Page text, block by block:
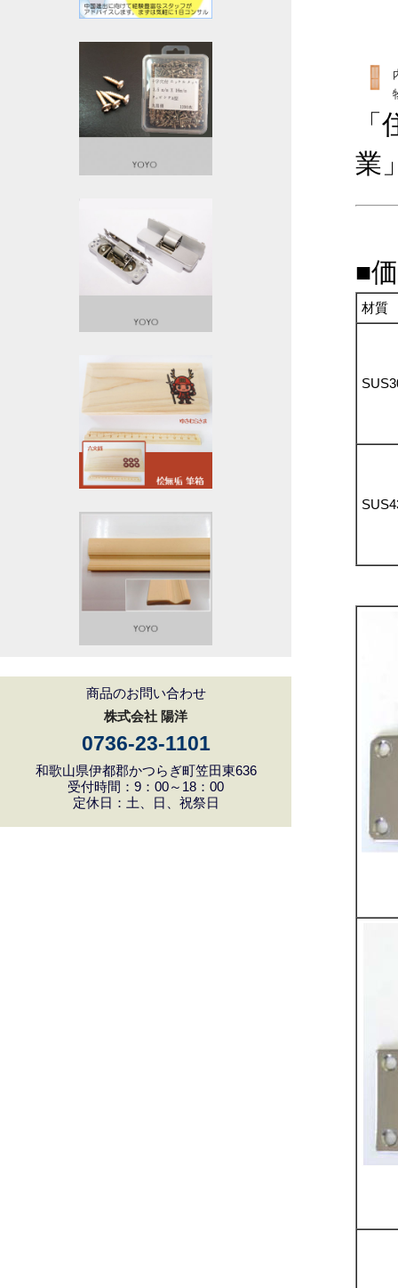
商品のお問い合わせ
株式会社 陽洋
0736-23-1101
和歌山県伊都郡かつらぎ町笠田東636
受付時間：9：00～18：00
定休日：土、日、祝祭日
業
■
材質